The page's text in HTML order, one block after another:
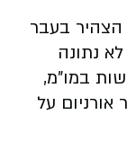
הצהיר בעבר
נתונה
במו"מ,
על